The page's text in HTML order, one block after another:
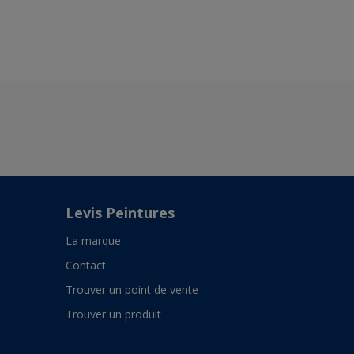
Levis Peintures
La marque
Contact
Trouver un point de vente
Trouver un produit